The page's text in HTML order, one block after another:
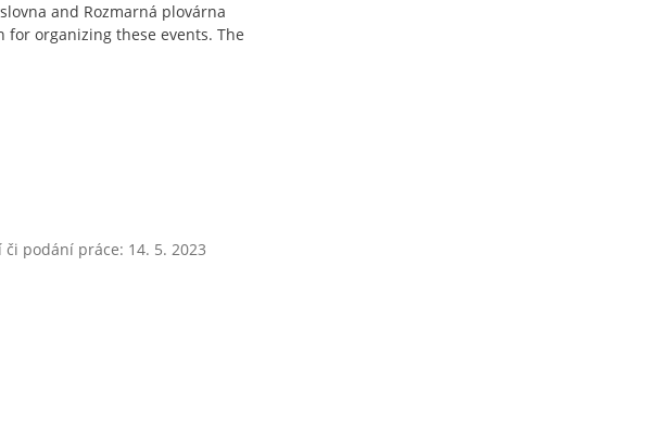
and Rozmarná plovárna
organizing these events. The
podání práce: 14. 5. 2023